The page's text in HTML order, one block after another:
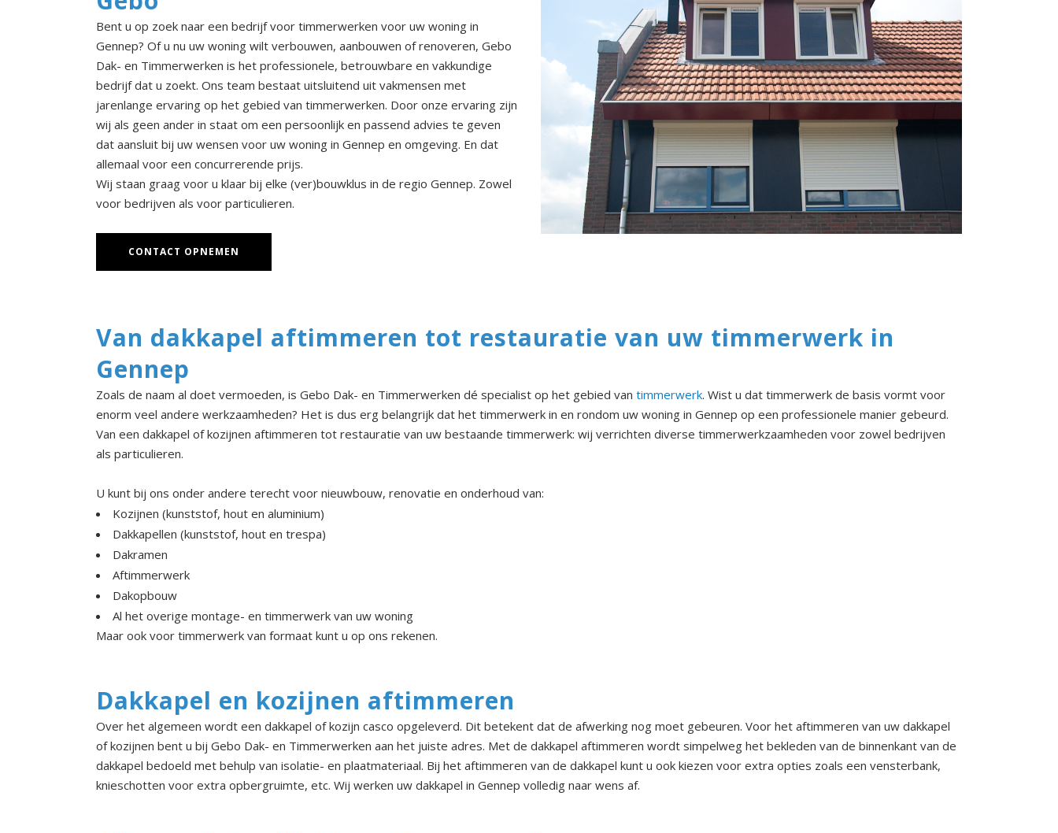
Bent u op zoek naar een bedrijf voor timmerwerken voor uw woning in
Gennep? Of u nu uw woning wilt verbouwen, aanbouwen of renoveren, Gebo
Dak- en Timmerwerken is het professionele, betrouwbare en vakkundige
bedrijf dat u zoekt. Ons team bestaat uitsluitend uit vakmensen met
jarenlange ervaring op het gebied van timmerwerken. Door onze ervaring zijn
wij als geen ander in staat om een persoonlijk en passend advies te geven
dat aansluit bij uw wensen voor uw woning in Gennep en omgeving. En dat
allemaal voor een concurrerende prijs.
Wij staan graag voor u klaar bij elke (ver)bouwklus in de regio Gennep. Zowel
voor bedrijven als voor particulieren.
CONTACT OPNEMEN
Van dakkapel aftimmeren tot restauratie van uw timmerwerk in
Gennep
Zoals de naam al doet vermoeden, is Gebo Dak- en Timmerwerken dé specialist op het gebied van timmerwerk. Wist u dat timmerwerk de basis vormt voor
enorm veel andere werkzaamheden? Het is dus erg belangrijk dat het timmerwerk in en rondom uw woning in Gennep op een professionele manier gebeurd.
Van een dakkapel of kozijnen aftimmeren tot restauratie van uw bestaande timmerwerk: wij verrichten diverse timmerwerkzaamheden voor zowel bedrijven
als particulieren.
U kunt bij ons onder andere terecht voor nieuwbouw, renovatie en onderhoud van:
Kozijnen (kunststof, hout en aluminium)
Dakkapellen (kunststof, hout en trespa)
Dakramen
Aftimmerwerk
Dakopbouw
Al het overige montage- en timmerwerk van uw woning
Maar ook voor timmerwerk van formaat kunt u op ons rekenen.
Dakkapel en kozijnen aftimmeren
Over het algemeen wordt een dakkapel of kozijn casco opgeleverd. Dit betekent dat de afwerking nog moet gebeuren. Voor het aftimmeren van uw dakkapel
of kozijnen bent u bij Gebo Dak- en Timmerwerken aan het juiste adres. Met de dakkapel aftimmeren wordt simpelweg het bekleden van de binnenkant van de
dakkapel bedoeld met behulp van isolatie- en plaatmateriaal. Bij het aftimmeren van de dakkapel kunt u ook kiezen voor extra opties zoals een vensterbank,
knieschotten voor extra opbergruimte, etc. Wij werken uw dakkapel in Gennep volledig naar wens af.